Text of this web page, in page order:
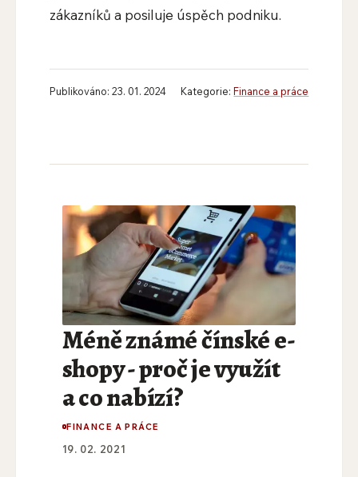
zákazníků a posiluje úspěch podniku.
Publikováno: 23. 01. 2024 Kategorie:Finance a práce
Méně známé čínské e-
shopy - proč je využít
a co nabízí?
FINANCE A PRÁCE
19. 02. 2021